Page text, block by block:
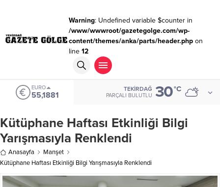
Warning: Undefined variable $counter in
/www/wwwroot/gazetegolge.com/wp-
content/themes/anka/parts/header.phpon
line 12
EURO
55,1881
TEKIRDAĞ
PARÇALI BULUTLU 30°C
Kütüphane Haftası Etkinliği Bilgi
Yarışmasıyla Renklendi
Anasayfa
Manşet
Kütüphane Haftası Etkinliği Bilgi Yarışmasıyla Renklendi